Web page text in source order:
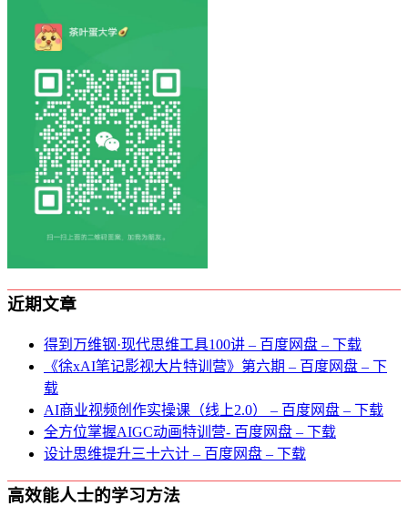
近期文章
得到万维钢·现代思维⼯具100讲 – 百度网盘 – 下载
《徐xAI笔记影视大片特训营》第六期 – 百度网盘 – 下
载
AI商业视频创作实操课（线上2.0） – 百度网盘 – 下载
全方位掌握AIGC动画特训营- 百度网盘 – 下载
设计思维提升三十六计 – 百度网盘 – 下载
高效能人士的学习方法